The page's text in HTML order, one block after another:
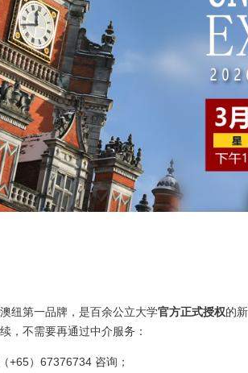
纽第一品牌，是百余公立大学官方正式授权的
，不需要再通过中介服务：
+65）67376734 咨询；